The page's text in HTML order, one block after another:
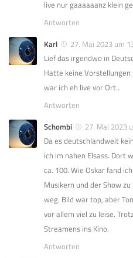
live nur gaaaaaanz klein
Antworten
Karl
27. Mai 2023 um
Lief das irgendwo in
Hatte keine
war ich eh live vor Ort..
Antworten
Schombi
27. Mai 2023
Da es deutschlandweit
ich im nahen Elsass. Dort
ca. 100. Wie Oskar fand
Musikern und der Show
weg. Bild war top, aber
vor allem viel zu leise.
Streamens ins Kino.
Antworten